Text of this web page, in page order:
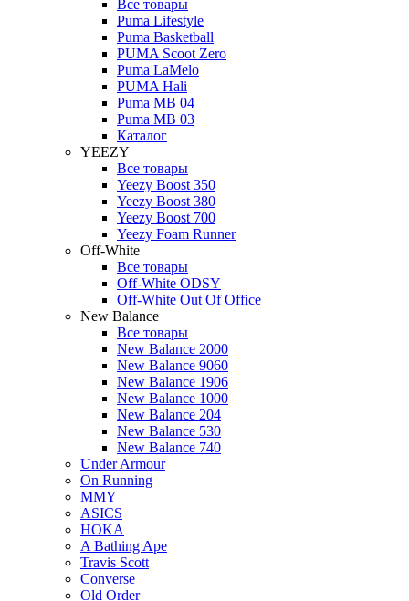
Все товары
Puma Lifestyle
Puma Basketball
PUMA Scoot Zero
Puma LaMelo
PUMA Hali
Puma MB 04
Puma MB 03
Каталог
YEEZY
Все товары
Yeezy Boost 350
Yeezy Boost 380
Yeezy Boost 700
Yeezy Foam Runner
Off-White
Все товары
Off-White ODSY
Off-White Out Of Office
New Balance
Все товары
New Balance 2000
New Balance 9060
New Balance 1906
New Balance 1000
New Balance 204
New Balance 530
New Balance 740
Under Armour
On Running
MMY
ASICS
HOKA
A Bathing Ape
Travis Scott
Converse
Old Order